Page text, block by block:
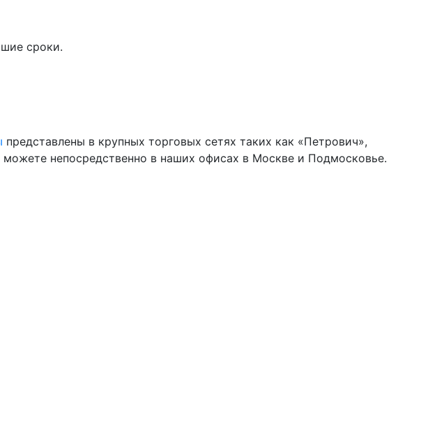
сроки.
представлены в крупных торговых сетях таких как «Петрович»,
непосредственно в наших офисах в Москве и Подмосковье.